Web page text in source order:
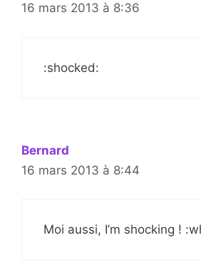
16 mars 2013 à 8:36
:shocked:
Bernard
16 mars 2013 à 8:44
Moi aussi, I’m shocking !